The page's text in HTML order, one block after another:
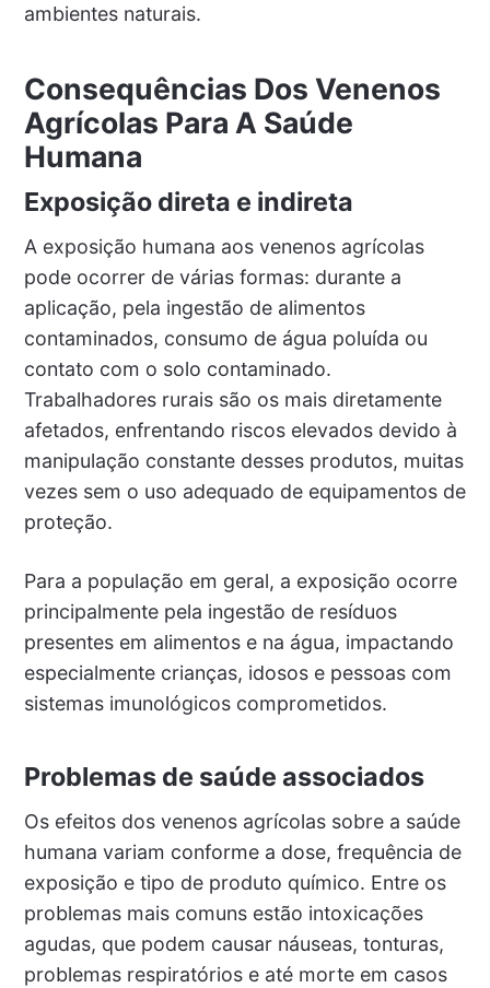
ambientes naturais.
Consequências Dos Venenos
Agrícolas Para A Saúde
Humana
Exposição direta e indireta
A exposição humana aos venenos agrícolas
pode ocorrer de várias formas: durante a
aplicação, pela ingestão de alimentos
contaminados, consumo de água poluída ou
contato com o solo contaminado.
Trabalhadores rurais são os mais diretamente
afetados, enfrentando riscos elevados devido à
manipulação constante desses produtos, muitas
vezes sem o uso adequado de equipamentos de
proteção.
Para a população em geral, a exposição ocorre
principalmente pela ingestão de resíduos
presentes em alimentos e na água, impactando
especialmente crianças, idosos e pessoas com
sistemas imunológicos comprometidos.
Problemas de saúde associados
Os efeitos dos venenos agrícolas sobre a saúde
humana variam conforme a dose, frequência de
exposição e tipo de produto químico. Entre os
problemas mais comuns estão intoxicações
agudas, que podem causar náuseas, tonturas,
problemas respiratórios e até morte em casos